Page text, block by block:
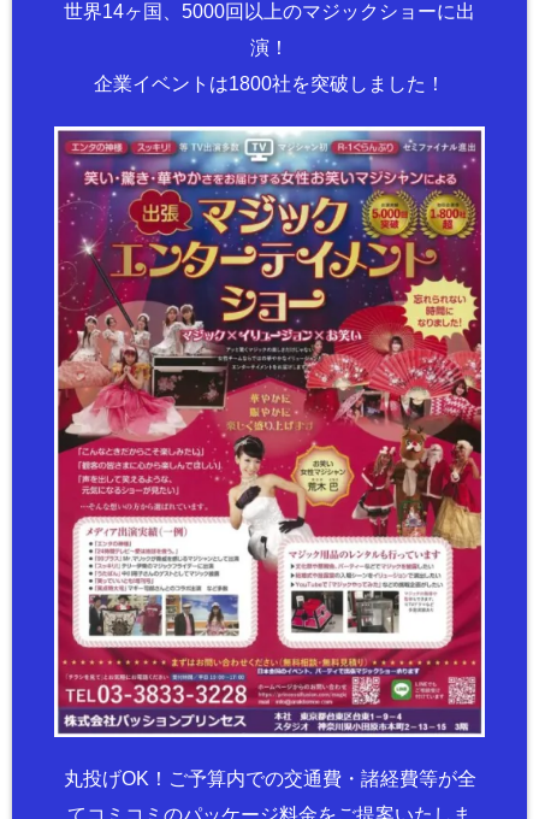
世界14ヶ国、5000回以上のマジックショーに出
演！
企業イベントは1800社を突破しました！
丸投げOK！ご予算内での交通費・諸経費等が全
てコミコミのパッケージ料金をご提案いたしま